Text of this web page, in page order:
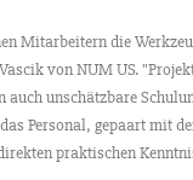
Mitarbeitern die
von NUM US.
unschätzbare
Personal, gepaart mit
praktischen